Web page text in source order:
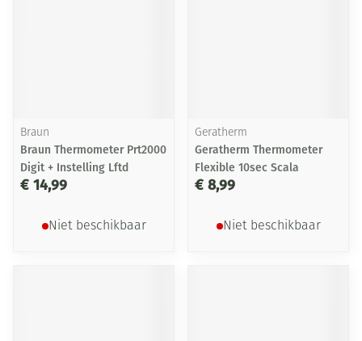
Braun
Braun Thermometer Prt2000
Digit + Instelling Lftd
€ 14,99
Niet beschikbaar
Geratherm
Geratherm Thermometer
Flexible 10sec Scala
€ 8,99
Niet beschikbaar